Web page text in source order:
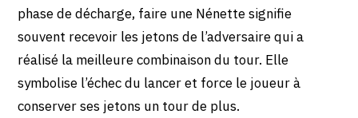
phase de décharge, faire une Nénette signifie
souvent recevoir les jetons de l’adversaire qui a
réalisé la meilleure combinaison du tour. Elle
symbolise l’échec du lancer et force le joueur à
conserver ses jetons un tour de plus.